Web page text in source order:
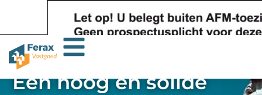
Een hoog en solide